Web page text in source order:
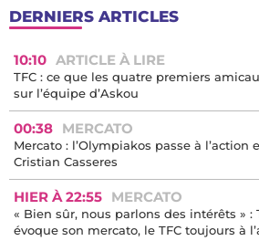
DERNIERS ARTICLES
10:10 ARTICLE À LIRE
TFC : ce que les quatre premiers
sur l’équipe d’Askou
00:38 MERCATO
Mercato : l’Olympiakos passe à
Cristian Casseres
HIER À 22:55 MERCATO
« Bien sûr, nous parlons des intérêts » :
évoque son mercato, le TFC toujours à